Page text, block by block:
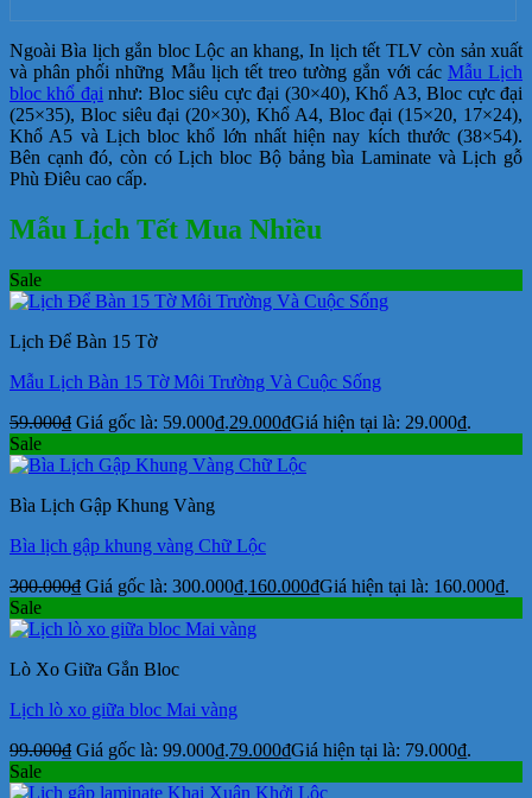
Ngoài Bìa lịch gắn bloc Lộc an khang, In lịch tết TLV còn sản xuất
và phân phối những Mẫu lịch tết treo tường gắn với các Mẫu Lịch
bloc khổ đại như: Bloc siêu cực đại (30×40), Khổ A3, Bloc cực đại
(25×35), Bloc siêu đại (20×30), Khổ A4, Bloc đại (15×20, 17×24),
Khổ A5 và Lịch bloc khổ lớn nhất hiện nay kích thước (38×54).
Bên cạnh đó, còn có Lịch bloc Bộ bảng bìa Laminate và Lịch gỗ
Phù Điêu cao cấp.
Mẫu Lịch Tết Mua Nhiều
Sale
Lịch Để Bàn 15 Tờ
Mẫu Lịch Bàn 15 Tờ Môi Trường Và Cuộc Sống
59.000₫ Giá gốc là: 59.000₫.29.000₫Giá hiện tại là: 29.000₫.
Sale
Bìa Lịch Gập Khung Vàng
Bìa lịch gập khung vàng Chữ Lộc
300.000₫ Giá gốc là: 300.000₫.160.000₫Giá hiện tại là: 160.000₫.
Sale
Lò Xo Giữa Gắn Bloc
Lịch lò xo giữa bloc Mai vàng
99.000₫ Giá gốc là: 99.000₫.79.000₫Giá hiện tại là: 79.000₫.
Sale